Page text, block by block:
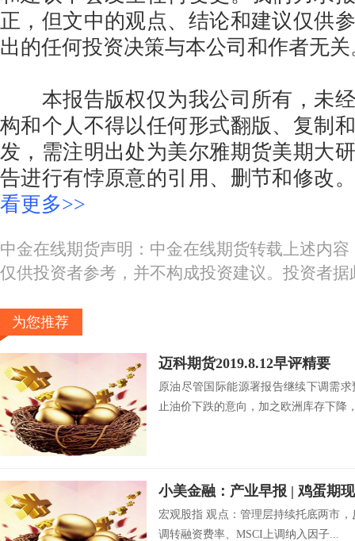
正，但文中的观点、结论和建议仅供
出的任何投资决策与本公司和作者无关
本报告版权仅为我公司所有，未经
构和个人不得以任何形式翻版、复制
发，需注明出处为美尔雅期货美期大
告进行有悖原意的引用、删节和修改
看更多>>
中金在线期货声明：中金在线期货转载上述内
仅供投资者参考，并不构成投资建议。投资者
为您推荐
迈科期货2019.8.12早评精要
原油尽管国际能源署报告继续下调需
止油价下跌的意向，加之欧洲库存下降
宏观股指 观点：管理层持续托底两市
调转融资费率、MSCI上调纳入因子...